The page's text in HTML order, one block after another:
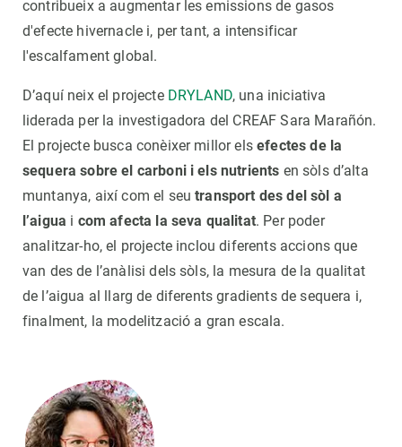
contribueix a augmentar les emissions de gasos
d'efecte hivernacle i, per tant, a intensificar
l'escalfament global.
D’aquí neix el projecte DRYLAND, una iniciativa
liderada per la investigadora del CREAF Sara Marañón.
El projecte busca conèixer millor elsefectes de la
sequera sobre el carboni i els nutrients en sòls d’alta
muntanya, així com el seutransport des del sòl a
l’aigua i com afecta la seva qualitat. Per poder
analitzar-ho, el projecte inclou diferents accions que
van des de l’anàlisi dels sòls, la mesura de la qualitat
de l’aigua al llarg de diferents gradients de sequera i,
finalment, la modelització a gran escala.